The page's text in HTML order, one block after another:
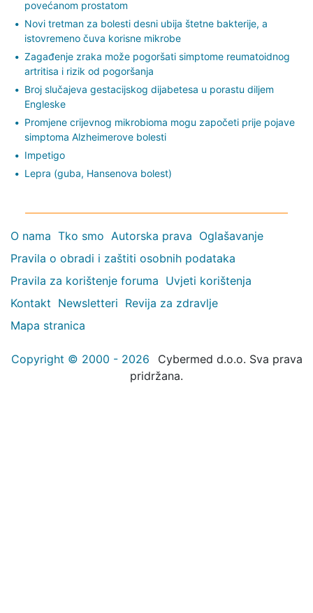
povećanom prostatom
Novi tretman za bolesti desni ubija štetne bakterije, a
istovremeno čuva korisne mikrobe
Zagađenje zraka može pogoršati simptome reumatoidnog
artritisa i rizik od pogoršanja
Broj slučajeva gestacijskog dijabetesa u porastu diljem
Engleske
Promjene crijevnog mikrobioma mogu započeti prije pojave
simptoma Alzheimerove bolesti
Impetigo
Lepra (guba, Hansenova bolest)
O nama Tko smo Autorska prava Oglašavanje
Pravila o obradi i zaštiti osobnih podataka
Pravila za korištenje foruma Uvjeti korištenja
Kontakt Newsletteri Revija za zdravlje
Mapa stranica
Copyright © 2000 - 2026
Cybermed d.o.o. Sva prava
pridržana.